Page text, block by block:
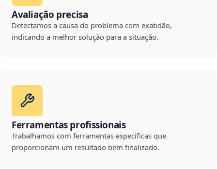
Avaliação precisa
Detectamos a causa do problema com exatidão,
indicando a melhor solução para a situação.
Ferramentas profissionais
Trabalhamos com ferramentas específicas que
proporcionam um resultado bem finalizado.